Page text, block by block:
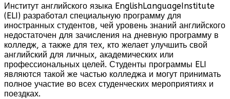
Институт английского языка EnglishLanguageInstitute
(ELI) разработал специальную программу для
иностранных студентов, чей уровень знаний английского
недостаточен для зачисления на дневную программу в
колледж, а также для тех, кто желает улучшить свой
английский для личных, академических или
профессиональных целей. Студенты программы ELI
являются такой же частью колледжа и могут принимать
полное участие во всех студенческих мероприятиях и
поездках.